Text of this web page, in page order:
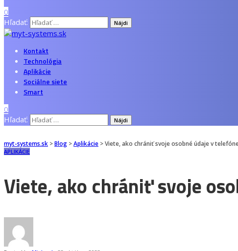
0
Hľadať:
Kontakt
Technológia
Aplikácie
Sociálne siete
Smart
0
Hľadať:
myt-systems.sk >Blog >Aplikácie >Viete, ako chrániť svoje osobné údaje v
APLIKÁCIE
Viete, ako chrániť svoje